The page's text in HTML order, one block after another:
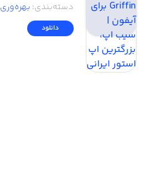
دسته‌بندی: بهره‌وری
دانلود